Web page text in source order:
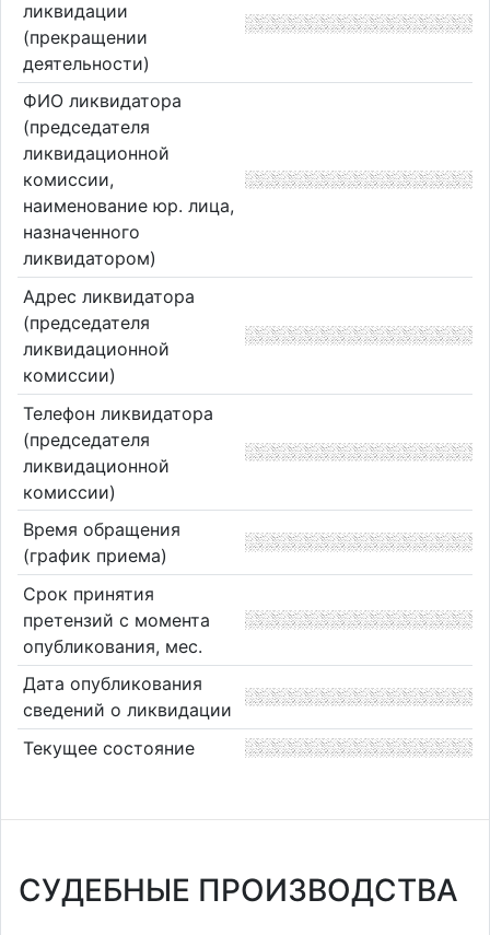
ликвидации
(прекращении
деятельности)
ФИО ликвидатора
(председателя
ликвидационной
комиссии,
наименование юр. лица,
назначенного
ликвидатором)
Адрес ликвидатора
(председателя
ликвидационной
комиссии)
Телефон ликвидатора
(председателя
ликвидационной
комиссии)
Время обращения
(график приема)
Срок принятия
претензий с момента
опубликования, мес.
Дата опубликования
сведений о ликвидации
Текущее состояние
СУДЕБНЫЕ ПРОИЗВОДСТВА